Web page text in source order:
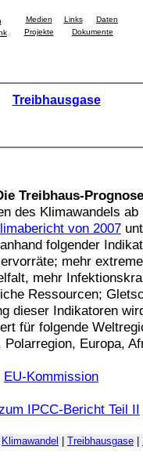
Medien Links
Daten
Projekte
Dokumente
Treibhausgase
Treibhaus-Prognose
des Klimawandels ab
von 2007
anhand folgender
mehr
mehr
Ressourcen;
dieser Indikatoren
für folgende
Polarregion, Europa,
EU-Kommission
IPCC-Bericht Teil II
Klimawandel Treibhausgase